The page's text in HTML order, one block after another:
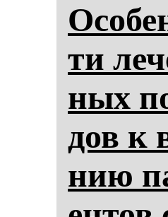
ти
ных
дов к
нию